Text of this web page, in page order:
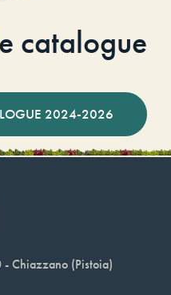
catalogue
2024-2026
Chiazzano (Pistoia)